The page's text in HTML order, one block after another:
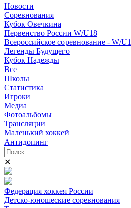
Новости
Соревнования
Кубок Овечкина
Первенство России W/U18
Всероссийское соревнование - W/
Легенды Будущего
Кубок Надежды
Все
Школы
Статистика
Игроки
Медиа
Фотоальбомы
Трансляции
Маленький хоккей
Антидопинг
✕
Федерация хоккея России
Детско-юношеские соревнования